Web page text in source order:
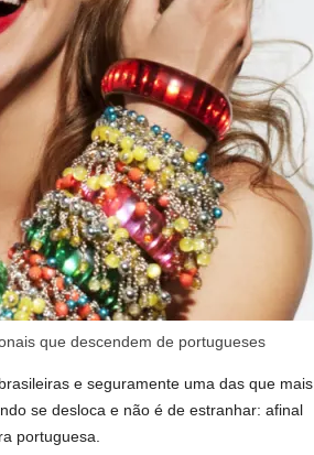
que descendem de portugueses
e seguramente uma das que mais
se desloca e não é de estranhar: afinal
portuguesa.